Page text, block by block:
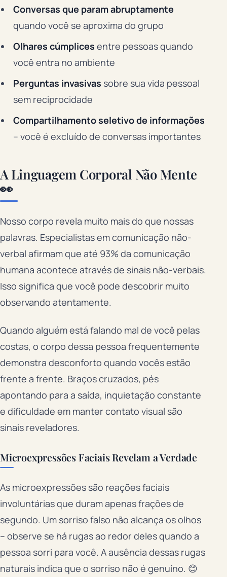
Conversas que param abruptamente
quando você se aproxima do grupo
Olhares cúmplices entre pessoas quando
você entra no ambiente
Perguntas invasivas sobre sua vida pessoal
sem reciprocidade
Compartilhamento seletivo de informações
– você é excluído de conversas importantes
A Linguagem Corporal Não Mente
👀
Nosso corpo revela muito mais do que nossas
palavras. Especialistas em comunicação não-
verbal afirmam que até 93% da comunicação
humana acontece através de sinais não-verbais.
Isso significa que você pode descobrir muito
observando atentamente.
Quando alguém está falando mal de você pelas
costas, o corpo dessa pessoa frequentemente
demonstra desconforto quando vocês estão
frente a frente. Braços cruzados, pés
apontando para a saída, inquietação constante
e dificuldade em manter contato visual são
sinais reveladores.
Microexpressões Faciais Revelam a Verdade
As microexpressões são reações faciais
involuntárias que duram apenas frações de
segundo. Um sorriso falso não alcança os olhos
– observe se há rugas ao redor deles quando a
pessoa sorri para você. A ausência dessas rugas
naturais indica que o sorriso não é genuíno. 😊